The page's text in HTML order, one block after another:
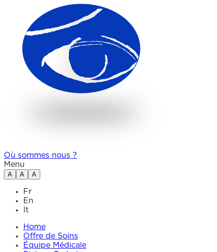
Où sommes nous ?
Menu
A A A
Fr
En
It
Home
Offre de Soins
Équipe Médicale